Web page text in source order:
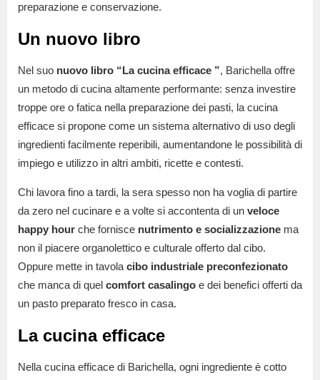
preparazione e conservazione.
Un nuovo libro
Nel suo nuovo libro “La cucina efficace ”, Barichella offre
un metodo di cucina altamente performante: senza investire
troppe ore o fatica nella preparazione dei pasti, la cucina
efficace si propone come un sistema alternativo di uso degli
ingredienti facilmente reperibili, aumentandone le possibilità di
impiego e utilizzo in altri ambiti, ricette e contesti.
Chi lavora fino a tardi, la sera spesso non ha voglia di partire
da zero nel cucinare e a volte si accontenta di un veloce
happy hour che fornisce nutrimento e socializzazione ma
non il piacere organolettico e culturale offerto dal cibo.
Oppure mette in tavola cibo industriale preconfezionato
che manca di quel comfort casalingo e dei benefici offerti da
un pasto preparato fresco in casa.
La cucina efficace
Nella cucina efficace di Barichella, ogni ingrediente è cotto